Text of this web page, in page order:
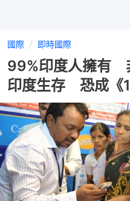
國際 即時國際
99%印度人擁有
印度生存 恐成《